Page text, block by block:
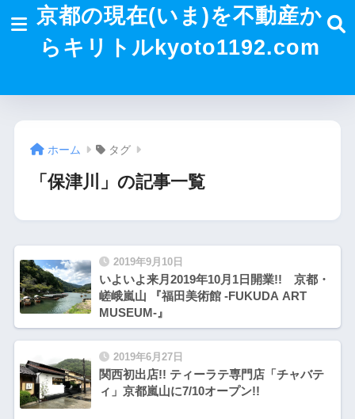
京都の現在(いま)を不動産か
らキリトルkyoto1192.com
ホーム タグ
「保津川」の記事一覧
2019年9月10日
いよいよ来月2019年10月1日開業!! 京都・
嵯峨嵐山 『福田美術館 -FUKUDA ART
MUSEUM-』
2019年6月27日
関西初出店!! ティーラテ専門店「チャバテ
ィ」京都嵐山に7/10オープン!!